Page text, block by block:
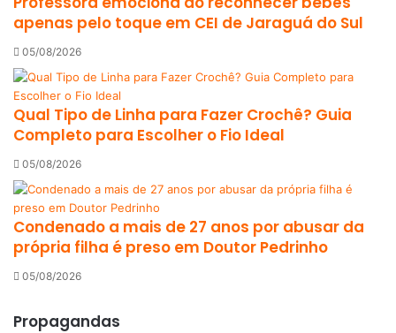
apenas pelo toque em CEI de Jaraguá do Sul
05/08/2026
Qual Tipo de Linha para Fazer Crochê? Guia
Completo para Escolher o Fio Ideal
05/08/2026
Condenado a mais de 27 anos por abusar da
própria filha é preso em Doutor Pedrinho
05/08/2026
Propagandas